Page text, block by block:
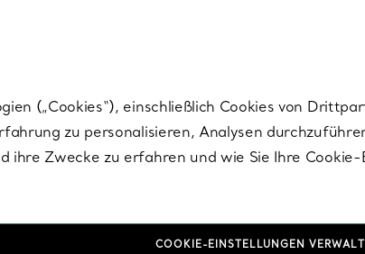
(„Cookies“), einschließlich Cookies von
zu personalisieren, Analysen
ihre Zwecke zu erfahren und wie Sie Ihre
COOKIE-EINSTELLUNGEN